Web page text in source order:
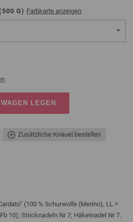
500 G) Farbkarte anzeigen
LEGEN
Zusätzliche Knäuel bestellen
(100 % Schurwolle (Merino), LL =
10); Stricknadeln Nr 7; Häkelnadel Nr 7.